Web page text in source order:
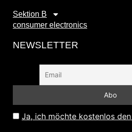
Sektion B
consumer electronics
NEWSLETTER
Ja, ich möchte kostenlos